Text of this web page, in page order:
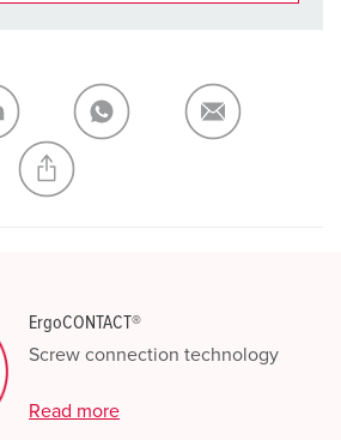
ADD
A NEW LIST
ErgoCONTACT®
Screw connection technology
Read more